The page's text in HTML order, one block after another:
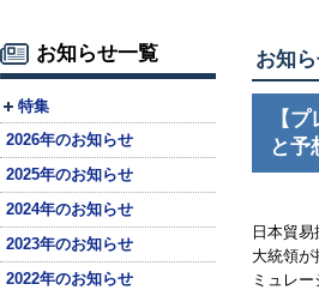
お知らせ一覧
特集
2026年のお知らせ
2025年のお知らせ
2024年のお知らせ
2023年のお知らせ
2022年のお知らせ
お知
【
と予
日本貿
大統領
ミュレ